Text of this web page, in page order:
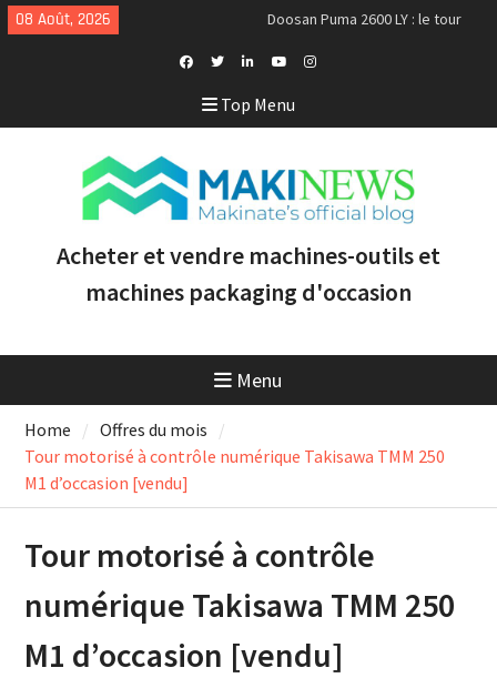
Skip
to
08 Août, 2026
Doosan Puma 2600 LY : le tour
productivité et la rentabilité
GL d’occasion à vendre [VENDUE]
contrôle Smooth et de la
technologie multitâche
Facebook
TwitterLinkedin
Profile
Youtube
Top Menu
Acheter et vendre machines-outils et
machines packaging d'occasion
Menu
Home
Offres du mois
Tour motorisé à contrôle numérique Takisawa TMM 250
M1 d’occasion [vendu]
Tour motorisé à contrôle
numérique Takisawa TMM 250
M1 d’occasion [vendu]